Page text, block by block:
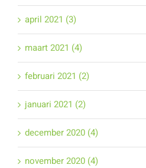
april 2021 (3)
maart 2021 (4)
februari 2021 (2)
januari 2021 (2)
december 2020 (4)
november 2020 (4)